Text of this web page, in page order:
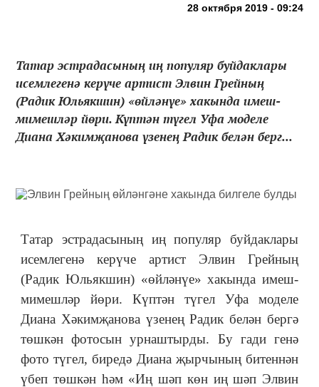
28 октября 2019 - 09:24
Татар эстрадасының иң популяр буйдаклары
исемлегенә керүче артист Элвин Грейның
(Радик Юльякшин) «өйләнүе» хакында имеш-
мимешләр йөри. Күптән түгел Уфа моделе
Диана Хәкимҗанова үзенең Радик белән берг...
Татар эстрадасының иң популяр буйдаклары
исемлегенә керүче артист Элвин Грейның
(Радик Юльякшин) «өйләнүе» хакында имеш-
мимешләр йөри. Күптән түгел Уфа моделе
Диана Хәкимҗанова үзенең Радик белән бергә
төшкән фотосын урнаштырды. Бу гади генә
фото түгел, биредә Диана җырчының битеннән
үбеп төшкән һәм «Иң шәп көн иң шәп Элвин